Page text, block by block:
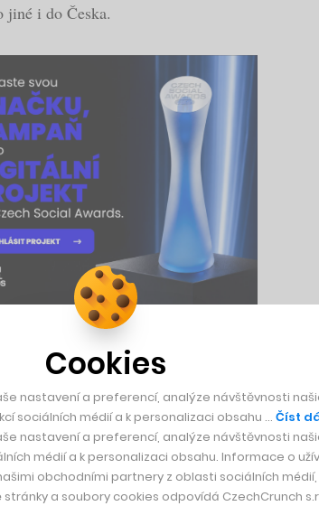
i do Česka.
na elektrickou soustavu. Když je
energii v době, kdy je drahá, a
protože ví, jaká asi bude spotřeba.
K tomu už má zkušenosti s tím, kolik
Cookies
nastavení a preferencí, analýze návštěvnosti
sociálních médií a k personalizaci obsahu … Číst
nastavení a preferencí, analýze návštěvnosti
médií a k personalizaci obsahu. Informace o
obchodními partnery z oblasti sociálních
a soubory cookies odpovídá CzechCrunch